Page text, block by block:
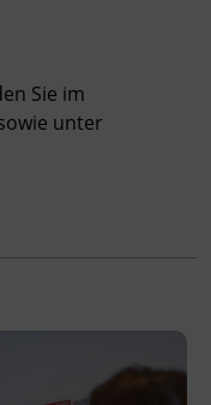
Kurse
Sie im
unter